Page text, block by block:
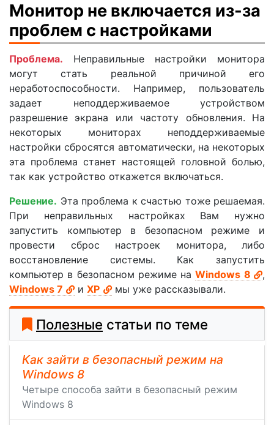
Монитор не включается из-за
проблем с настройками
Проблема. Неправильные настройки монитора
могут стать реальной причиной его
неработоспособности. Например, пользователь
задает неподдерживаемое устройством
разрешение экрана или частоту обновления. На
некоторых мониторах неподдерживаемые
настройки сбросятся автоматически, на некоторых
эта проблема станет настоящей головной болью,
так как устройство откажется включаться.
Решение. Эта проблема к счастью тоже решаемая.
При неправильных настройках Вам нужно
запустить компьютер в безопасном режиме и
провести сброс настроек монитора, либо
восстановление системы. Как запустить
компьютер в безопасном режиме наWindows 8
,
Windows 7
иXP мы уже рассказывали.
Полезные статьи по теме
Как зайти в безопасный режим на
Windows 8
Четыре способа зайти в безопасный режим
Windows 8